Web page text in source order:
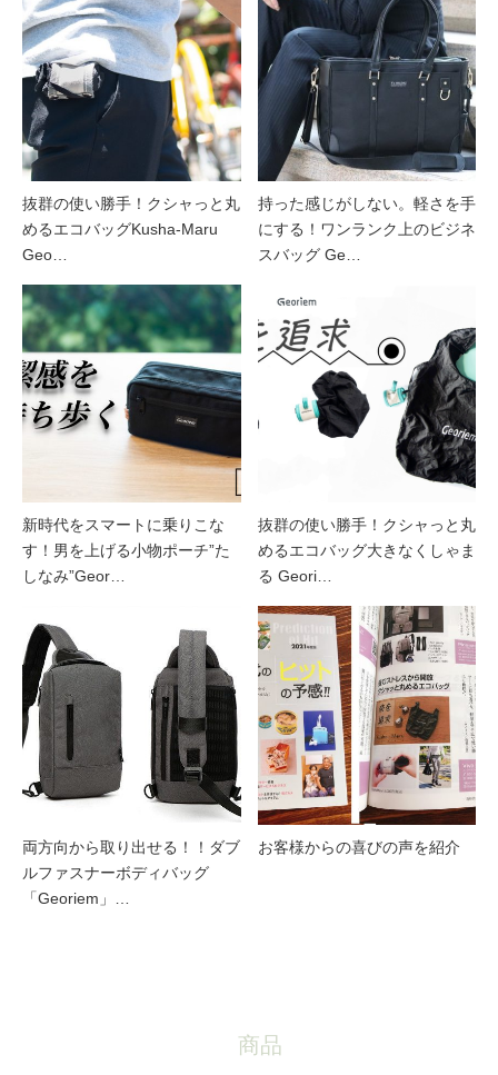
抜群の使い勝手！クシャっと丸
めるエコバッグKusha-Maru
Geo…
持った感じがしない。軽さを手
にする！ワンランク上のビジネ
スバッグ Ge…
新時代をスマートに乗りこな
す！男を上げる小物ポーチ”た
しなみ”Geor…
抜群の使い勝手！クシャっと丸
めるエコバッグ大きなくしゃま
る Geori…
両方向から取り出せる！！ダブ
ルファスナーボディバッグ
「Georiem」…
お客様からの喜びの声を紹介
商品